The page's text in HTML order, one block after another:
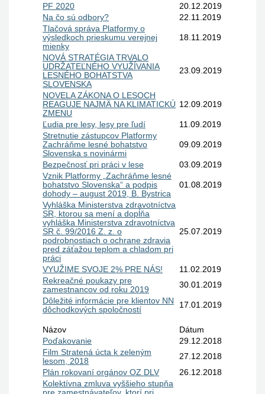
PF 2020
20.12.2019
Na čo sú odbory?
22.11.2019
Tlačová správa Platformy o
výsledkoch prieskumu verejnej
mienky
18.11.2019
NOVÁ STRATÉGIA TRVALO
UDRŽATEĽNÉHO VYUŽÍVANIA
LESNÉHO BOHATSTVA
SLOVENSKA
23.09.2019
NOVELA ZÁKONA O LESOCH
REAGUJE NAJMÄ NA KLIMATICKÚ
ZMENU
12.09.2019
Ľudia pre lesy, lesy pre ľudí
11.09.2019
Stretnutie zástupcov Platformy
Zachráňme lesné bohatstvo
Slovenska s novinármi
09.09.2019
Bezpečnosť pri práci v lese
03.09.2019
Vznik Platformy „Zachráňme lesné
bohatstvo Slovenska“ a podpis
dohody – august 2019, B. Bystrica
01.08.2019
Vyhláška Ministerstva zdravotníctva
SR, ktorou sa mení a dopĺňa
vyhláška Ministerstva zdravotníctva
SR č. 99/2016 Z. z. o
podrobnostiach o ochrane zdravia
pred záťažou teplom a chladom pri
práci
25.07.2019
VYUŽIME SVOJE 2% PRE NÁS!
11.02.2019
Rekreačné poukazy pre
zamestnancov od roku 2019
30.01.2019
Dôležité informácie pre klientov NN
dôchodkových spoločností
17.01.2019
Názov
Dátum
Poďakovanie
29.12.2018
Film Stratená úcta k zeleným
lesom, 2018
27.12.2018
Plán rokovaní orgánov OZ DLV
26.12.2018
Kolektívna zmluva vyššieho stupňa